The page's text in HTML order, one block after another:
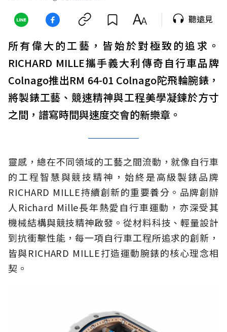
聽遠見
所有偉大的工藝，皆始於對極致的追求。
RICHARD MILLE攜手義大利傳奇自行車品牌
Colnago推出RM 64-01 Colnago陀飛輪腕錶，
將製錶工藝、競速精神與工程美學凝鍊於方寸
之間，譜寫時間與速度交會的新樂章。
靈感，總在不同領域的工藝之間流動，就像自行車
的工程智慧與競技精神，始終是高級製錶品牌
RICHARD MILLE持續創新的重要養分。品牌創辦
人Richard Mille長年熱愛自行車運動，亦深受其
機械結構與競技精神啟發。從材料科技、輕量設計
到抗衝擊性能，每一項自行車工程所追求的創新，
皆與RICHARD MILLE打造運動腕錶的核心理念相
契。